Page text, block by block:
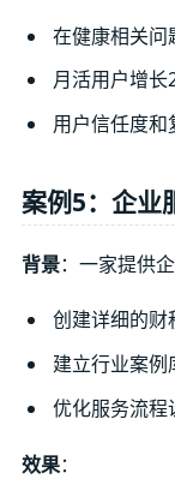
在健康相关问
月活用户增长
用户信任度
案例5：企业
背景：一家提供
创建详细的财
建立行业案例
优化服务流程
效果：